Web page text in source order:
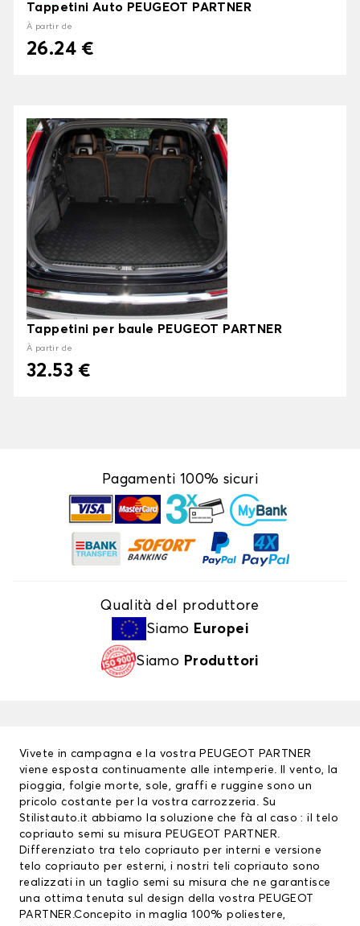
Tappetini Auto PEUGEOT PARTNER
À partir de
26.24 €
Tappetini per baule PEUGEOT PARTNER
À partir de
32.53 €
Pagamenti 100% sicuri
Qualità del produttore
Siamo Europei
Siamo Produttori
Vivete in campagna e la vostra PEUGEOT PARTNER
viene esposta continuamente alle intemperie. Il vento, la
pioggia, folgie morte, sole, graffi e ruggine sono un
pricolo costante per la vostra carrozzeria. Su
Stilistauto.it abbiamo la soluzione che fà al caso : il telo
copriauto semi su misura PEUGEOT PARTNER.
Differenziato tra telo copriautoper interni e versione
telo copriauto per esterni, i nostri teli copriauto sono
realizzati in un taglio semi su misura che ne garantisce
una ottima tenuta sul design della vostra PEUGEOT
PARTNER.Concepito in maglia 100% poliestere,